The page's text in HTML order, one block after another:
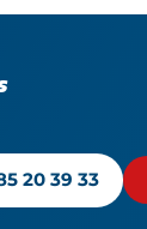
20 39 33